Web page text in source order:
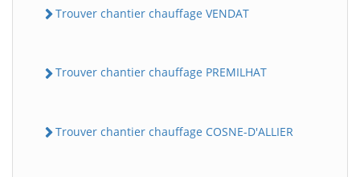
Trouver chantier chauffage VENDAT
Trouver chantier chauffage PREMILHAT
Trouver chantier chauffage COSNE-D'ALLIER